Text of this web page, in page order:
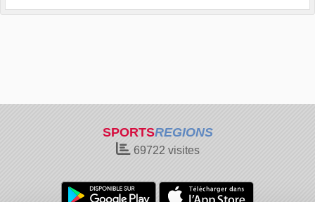
SPORTSREGIONS
69722 visites